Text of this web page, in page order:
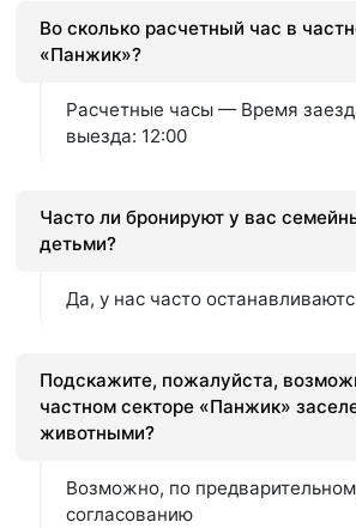
Во сколько расчетный час в
«Панжик»?
Расчетные часы — Время
выезда: 12:00
Часто ли бронируют у вас
детьми?
Да, у нас часто
Подскажите, пожалуйста,
частном секторе «Панжик»
животными?
Возможно, по
согласованию